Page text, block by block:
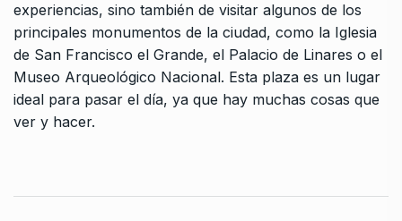
experiencias, sino también de visitar algunos de los
principales monumentos de la ciudad, como la Iglesia
de San Francisco el Grande, el Palacio de Linares o el
Museo Arqueológico Nacional. Esta plaza es un lugar
ideal para pasar el día, ya que hay muchas cosas que
ver y hacer.